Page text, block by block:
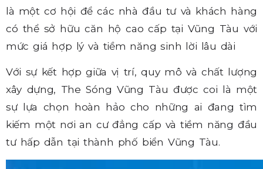
là một cơ hội để các nhà đầu tư và khách hàng
có thể sở hữu căn hộ cao cấp tại Vũng Tàu với
mức giá hợp lý và tiềm năng sinh lời lâu dài
Với sự kết hợp giữa vị trí, quy mô và chất lượng
xây dựng, The Sóng Vũng Tàu được coi là một
sự lựa chọn hoàn hảo cho những ai đang tìm
kiếm một nơi an cư đẳng cấp và tiềm năng đầu
tư hấp dẫn tại thành phố biển Vũng Tàu.